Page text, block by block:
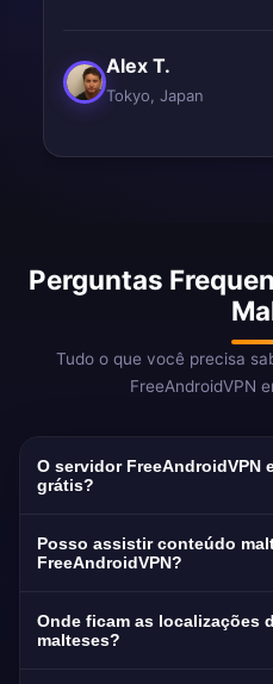
Alex T.
Tokyo, Japan
Perguntas
Tudo o que você precisa
FreeAndroidVPN
O servidor FreeAndroidVPN
grátis?
Sim! O servidor
100% grátis. Essencial
Posso assistir conteúdo
FreeAndroidVPN?
ONE TV com streaming
Onde ficam as localizações
malteses?